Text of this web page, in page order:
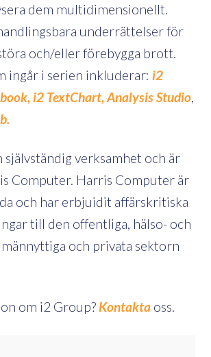
dem multidimensionellt.
underrättelser för
och/eller förebygga brott.
ingår i serien inkluderar: i2
i2 TextChart,Analysis Studio,
självständig verksamhet och är
Computer. Harris Computer är
och har erbjuidit affärskritiska
till den offentliga, hälso- och
och privata sektorn
om i2 Group? Kontakta oss.